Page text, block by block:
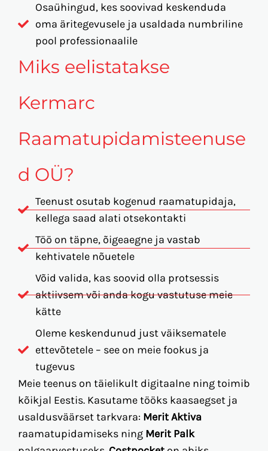
Osaühingud, kes soovivad keskenduda
oma äritegevusele ja usaldada numbriline
pool professionaalile
Miks eelistatakse
Kermarc
Raamatupidamisteenuse
d OÜ?
Teenust osutab kogenud raamatupidaja,
kellega saad alati otsekontakti
Töö on täpne, õigeaegne ja vastab
kehtivatele nõuetele
Võid valida, kas soovid olla protsessis
aktiivsem või anda kogu vastutuse meie
kätte
Oleme keskendunud just väiksematele
ettevõtetele – see on meie fookus ja
tugevus
Meie teenus on täielikult digitaalne ning toimib
kõikjal Eestis. Kasutame tööks kaasaegset ja
usaldusväärset tarkvara: Merit Aktiva
raamatupidamiseks ning Merit Palk